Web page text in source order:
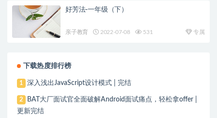
好芳法-一年级（下）
亲子教育 2022-07-08 531 专属
下载热度排行榜
1 深入浅出JavaScript设计模式 | 完结
2
BAT大厂面试官全面破解Android面试痛点，轻松拿offer |
更新完结